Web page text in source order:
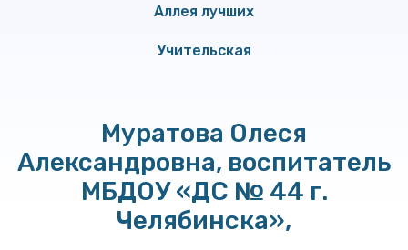
Аллея лучших
Учительская
Муратова Олеся
Александровна, воспитатель
МБДОУ «ДС № 44 г.
Челябинска»,